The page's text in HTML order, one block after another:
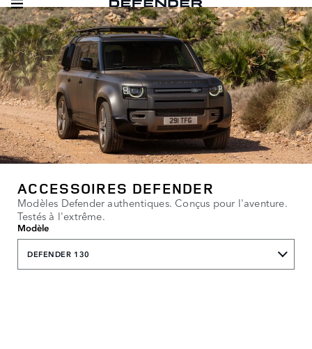
ACCESSOIRES DEFENDER
Modèles Defender authentiques. Conçus pour l'aventure.
Testés à l'extrême.
Modèle
DEFENDER 130